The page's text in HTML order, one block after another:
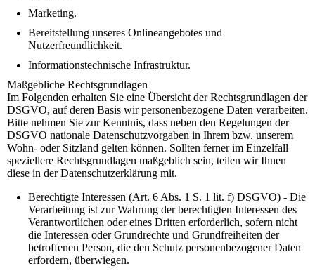
Marketing.
Bereitstellung unseres Onlineangebotes und
Nutzerfreundlichkeit.
Informationstechnische Infrastruktur.
Maßgebliche Rechtsgrundlagen
Im Folgenden erhalten Sie eine Übersicht der Rechtsgrundlagen der
DSGVO, auf deren Basis wir personenbezogene Daten verarbeiten.
Bitte nehmen Sie zur Kenntnis, dass neben den Regelungen der
DSGVO nationale Datenschutzvorgaben in Ihrem bzw. unserem
Wohn- oder Sitzland gelten können. Sollten ferner im Einzelfall
speziellere Rechtsgrundlagen maßgeblich sein, teilen wir Ihnen
diese in der Datenschutzerklärung mit.
Berechtigte Interessen (Art. 6 Abs. 1 S. 1 lit. f) DSGVO) - Die
Verarbeitung ist zur Wahrung der berechtigten Interessen des
Verantwortlichen oder eines Dritten erforderlich, sofern nicht
die Interessen oder Grundrechte und Grundfreiheiten der
betroffenen Person, die den Schutz personenbezogener Daten
erfordern, überwiegen.